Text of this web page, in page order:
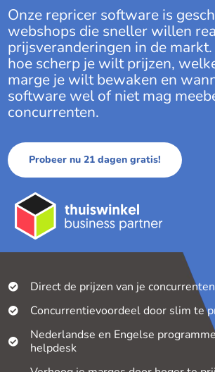
Onze repricer software is
webshops die sneller willen
prijsveranderingen in de
hoe scherp je wilt prijzen,
marge je wilt bewaken en
software wel of niet mag
concurrenten.
Probeer nu 21 dagen gratis!
Direct de prijzen van je
Concurrentievoordeel door slim te
Nederlandse en Engelse
helpdesk